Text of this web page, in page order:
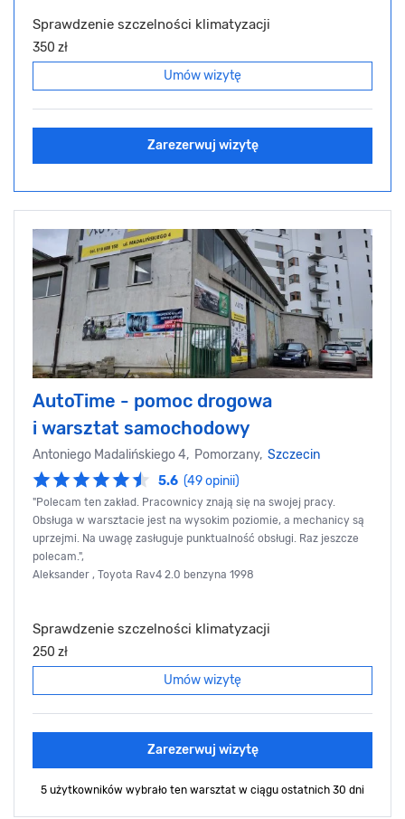
Sprawdzenie szczelności klimatyzacji
350 zł
Umów wizytę
Zarezerwuj wizytę
AutoTime - pomoc drogowa
i warsztat samochodowy
Antoniego Madalińskiego 4, Pomorzany, Szczecin
5.6 (49 opinii)
"Polecam ten zakład. Pracownicy znają się na swojej pracy.
Obsługa w warsztacie jest na wysokim poziomie, a mechanicy są
uprzejmi. Na uwagę zasługuje punktualność obsługi. Raz jeszcze
polecam.",
Aleksander , Toyota Rav4 2.0 benzyna 1998
Sprawdzenie szczelności klimatyzacji
250 zł
Umów wizytę
Zarezerwuj wizytę
5 użytkowników wybrało ten warsztat w ciągu ostatnich 30 dni